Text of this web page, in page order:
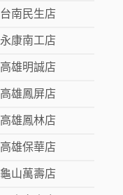
台南民生店
永康南工店
高雄明誠店
高雄鳳屏店
高雄鳳林店
高雄保華店
龜山萬壽店